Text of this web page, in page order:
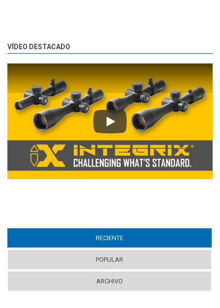
VÍDEO DESTACADO
Play
RECIENTE
POPULAR
ARCHIVO